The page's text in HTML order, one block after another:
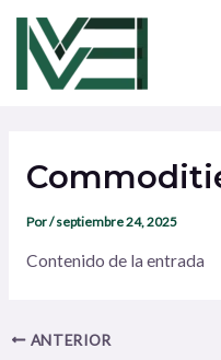
contenido
Por/septiembre 24, 2025
Contenido de la entrada
entradas
ANTERIOR